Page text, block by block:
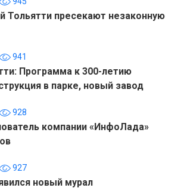
Тольятти пресекают незаконную
941
Программа к 300-летию
в парке, новый завод
928
компании «ИнфоЛада»
927
новый мурал